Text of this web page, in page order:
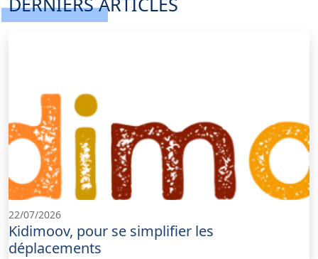
22/07/2026
Kidimoov, pour se simplifier les
déplacements